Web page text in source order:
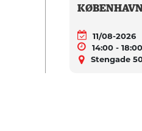
11/08-2026
14:00 - 18:00
Stengade